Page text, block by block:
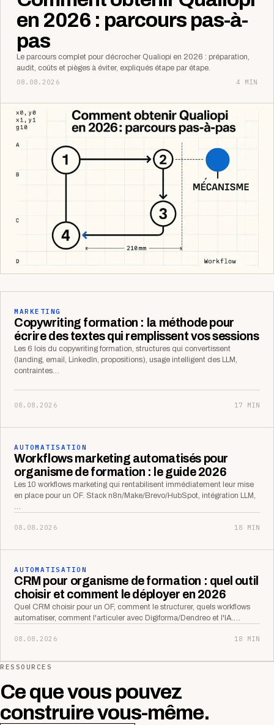
en 2026 : parcours pas-à-
pas
Le parcours complet pour décrocher Qualiopi en 2026 : préparation,
audit, coûts et pièges à éviter, expliqués étape par étape.
08.08.2026
4 MIN
MARKETING
Copywriting formation : la méthode pour
écrire des textes qui remplissent vos sessions
Les 6 lois du copywriting formation, structures qui convertissent
(landing, email, LinkedIn, propositions), usage intelligent des LLM,
contraintes…
08.08.2026 17 MIN
AUTOMATISATION
Workflows marketing automatisés pour
organisme de formation : le guide 2026
Les 10 workflows marketing qui rentabilisent immédiatement leur mise
en place pour un OF. Stack n8n/Make/Brevo/HubSpot, intégration LLM,
…
08.08.2026 18 MIN
AUTOMATISATION
CRM pour organisme de formation : quel outil
choisir et comment le déployer en 2026
Quel CRM choisir pour un OF, comment le structurer, quels workflows
automatiser, comment l'articuler avec Digiforma/Dendreo et l'IA.…
08.08.2026 18 MIN
RESSOURCES
Ce que vous pouvez
construire vous-même.